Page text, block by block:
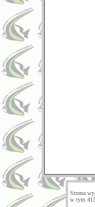
Strona
w tym